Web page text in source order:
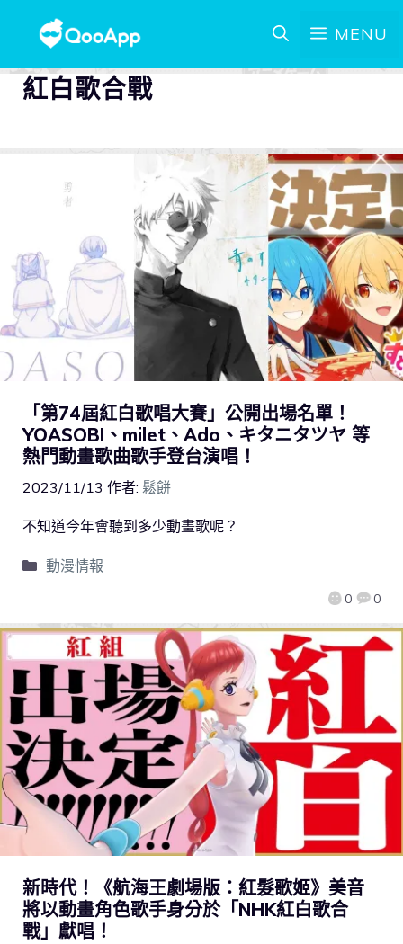
MENU
紅白歌合戰
「第74屆紅白歌唱大賽」公開出場名單！
YOASOBI、milet、Ado、キタニタツヤ 等
熱門動畫歌曲歌手登台演唱！
2023/11/13 作者: 鬆餅
0 0
不知道今年會聽到多少動畫歌呢？
動漫情報
新時代！《航海王劇場版：紅髮歌姬》美音
將以動畫角色歌手身分於「NHK紅白歌合
戰」獻唱！